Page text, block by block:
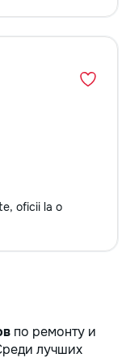
oficii la o
по ремонту и
лучших